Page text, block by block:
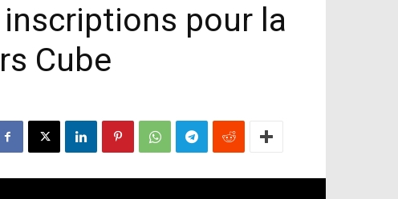
inscriptions pour la
Cube